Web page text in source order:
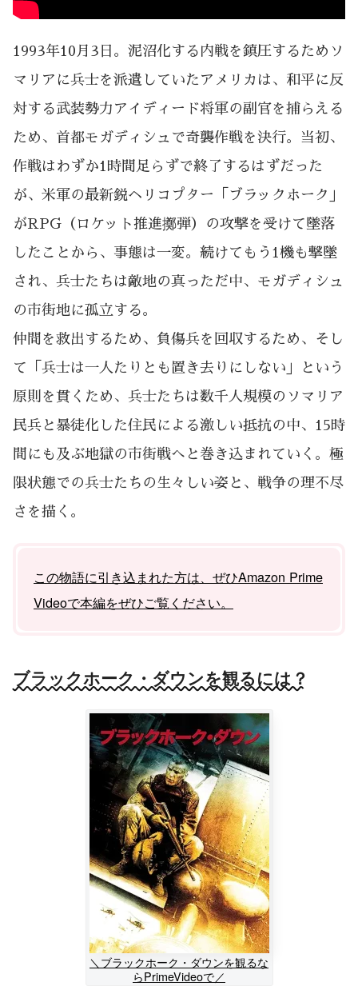
1993年10月3日。泥沼化する内戦を鎮圧するためソ
マリアに兵士を派遣していたアメリカは、和平に反
対する武装勢力アイディード将軍の副官を捕らえる
ため、首都モガディシュで奇襲作戦を決行。当初、
作戦はわずか1時間足らずで終了するはずだった
が、米軍の最新鋭ヘリコプター「ブラックホーク」
がRPG（ロケット推進擲弾）の攻撃を受けて墜落
したことから、事態は一変。続けてもう1機も撃墜
され、兵士たちは敵地の真っただ中、モガディシュ
の市街地に孤立する。
仲間を救出するため、負傷兵を回収するため、そし
て「兵士は一人たりとも置き去りにしない」という
原則を貫くため、兵士たちは数千人規模のソマリア
民兵と暴徒化した住民による激しい抵抗の中、15時
間にも及ぶ地獄の市街戦へと巻き込まれていく。極
限状態での兵士たちの生々しい姿と、戦争の理不尽
さを描く。
この物語に引き込まれた方は、ぜひAmazon Prime
Videoで本編をぜひご覧ください。
ブラックホーク・ダウンを観るには？
＼ブラックホーク・ダウンを観るな
らPrimeVideoで／